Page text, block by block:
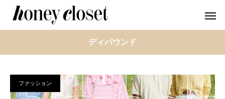
ディパウンド
ファッション